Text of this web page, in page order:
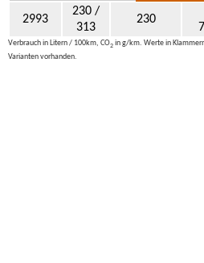
2993
230 /
313
230
Verbrauch in Litern / 100km, CO2 in g/km. Werte in
Varianten vorhanden.